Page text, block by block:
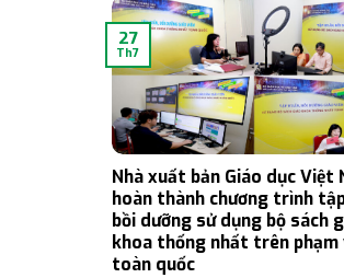
Nhà xuất bản Giáo dục Việt
hoàn thành chương trình
bồi dưỡng sử dụng bộ sách
khoa thống nhất trên phạm
toàn quốc
27
Th7